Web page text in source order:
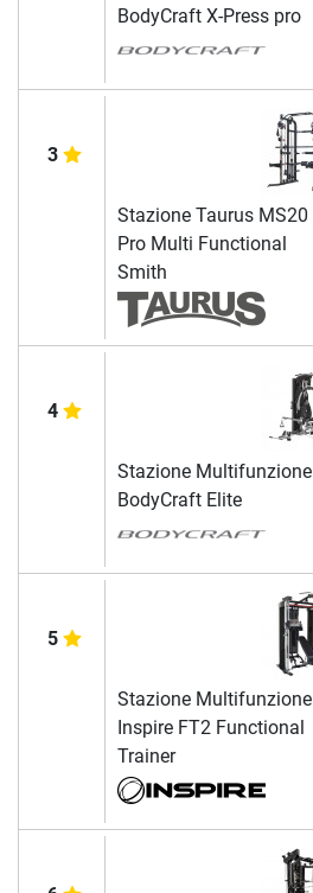
BodyCraft X-Press pro
3
Stazione Taurus MS20
Pro Multi Functional
Smith
4
Stazione Multifunzione
BodyCraft Elite
5
Stazione Multifunzione
Inspire FT2 Functional
Trainer